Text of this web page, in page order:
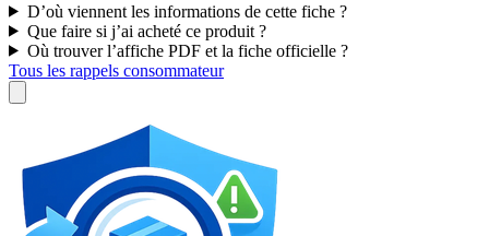
D’où viennent les informations de cette fiche ?
Que faire si j’ai acheté ce produit ?
Où trouver l’affiche PDF et la fiche officielle ?
Tous les rappels consommateur